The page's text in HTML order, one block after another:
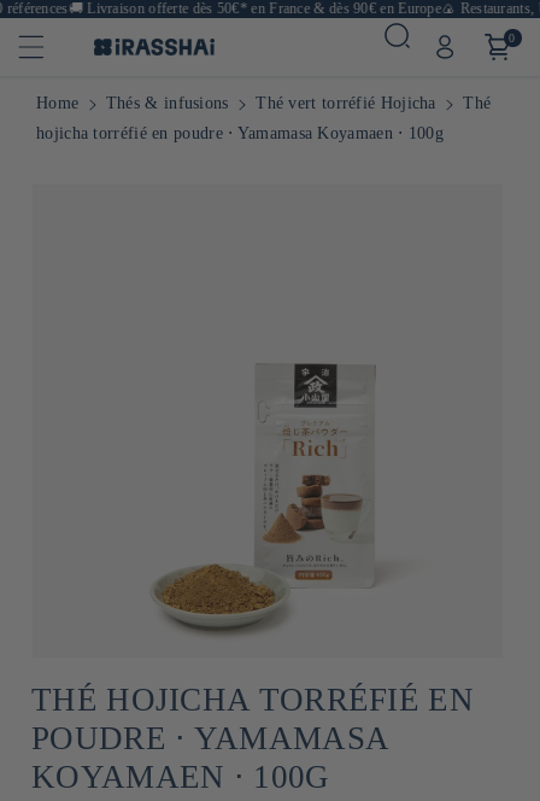
🚚Livraison offerte dès 50€* en France & dès 90€ en Europe🍙 Restaurants,
0
Home Thés & infusions Thé vert torréfié Hojicha
Thé
hojicha torréfié en poudre ⋅ Yamamasa Koyamaen ⋅ 100g
THÉ HOJICHA TORRÉFIÉ EN
POUDRE ⋅ YAMAMASA
KOYAMAEN ⋅ 100G